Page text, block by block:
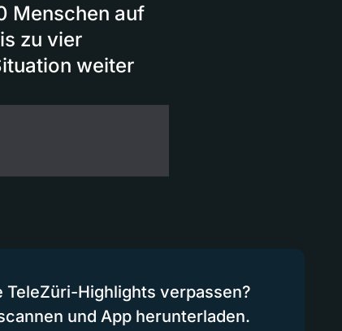
Menschen auf
zu vier
weiter
TeleZüri-Highlights verpassen?
und App herunterladen.